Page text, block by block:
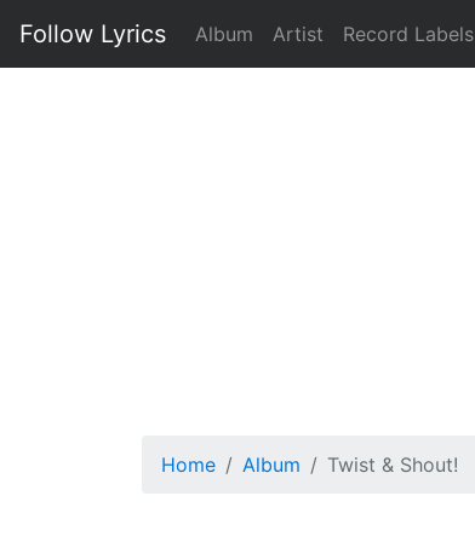
Follow Lyrics Album Artist Record Labels
Home Album Twist & Shout!